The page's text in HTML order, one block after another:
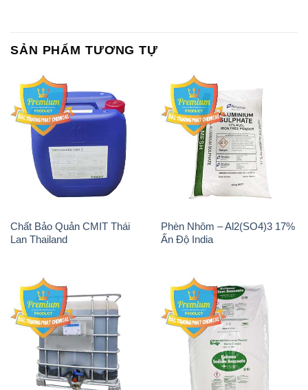
SẢN PHẨM TƯƠNG TỰ
Chất Bảo Quản CMIT Thái
Lan Thailand
Phèn Nhôm – Al2(SO4)3 17%
Ấn Độ India